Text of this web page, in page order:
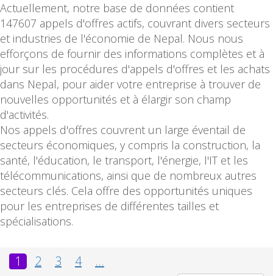
Actuellement, notre base de données contient
147607 appels d'offres actifs, couvrant divers secteurs
et industries de l'économie de Nepal. Nous nous
efforçons de fournir des informations complètes et à
jour sur les procédures d'appels d'offres et les achats
dans Nepal, pour aider votre entreprise à trouver de
nouvelles opportunités et à élargir son champ
d'activités.
Nos appels d'offres couvrent un large éventail de
secteurs économiques, y compris la construction, la
santé, l'éducation, le transport, l'énergie, l'IT et les
télécommunications, ainsi que de nombreux autres
secteurs clés. Cela offre des opportunités uniques
pour les entreprises de différentes tailles et
spécialisations.
1 2 3 4 ...